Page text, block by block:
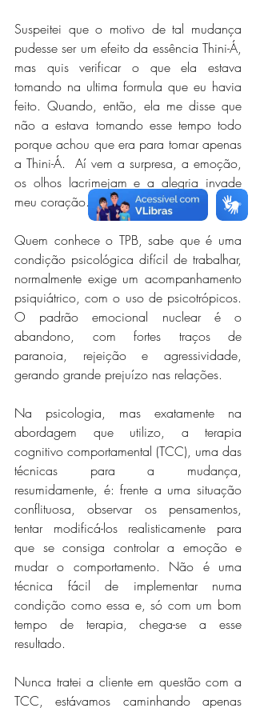
Suspeitei que o motivo de tal mudança
pudesse ser um efeito da essência Thini-Á,
mas quis verificar o que ela estava
tomando na ultima formula que eu havia
feito. Quando, então, ela me disse que
não a estava tomando esse tempo todo
porque achou que era para tomar apenas
a Thini-Á.  Aí vem a surpresa, a emoção,
os olhos lacrimejam e a alegria invade
meu coração.
Quem conhece o TPB, sabe que é uma
condição psicológica difícil de trabalhar,
normalmente exige um acompanhamento
psiquiátrico, com o uso de psicotrópicos.
O padrão emocional nuclear é o
abandono, com fortes traços de
paranoia, rejeição e agressividade,
gerando grande prejuízo nas relações.
Na psicologia, mas exatamente na
abordagem que utilizo, a terapia
cognitivo comportamental (TCC), uma das
técnicas para a mudança,
resumidamente, é: frente a uma situação
conflituosa, observar os pensamentos,
tentar modificá-los realisticamente para
que se consiga controlar a emoção e
mudar o comportamento. Não é uma
técnica fácil de implementar numa
condição como essa e, só com um bom
tempo de terapia, chega-se a esse
resultado.
Nunca tratei a cliente em questão com a
TCC, estávamos caminhando apenas